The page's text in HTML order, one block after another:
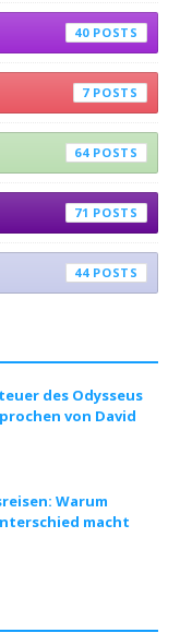
40
7
64
71
44
des Odysseus
von David
Warum
macht